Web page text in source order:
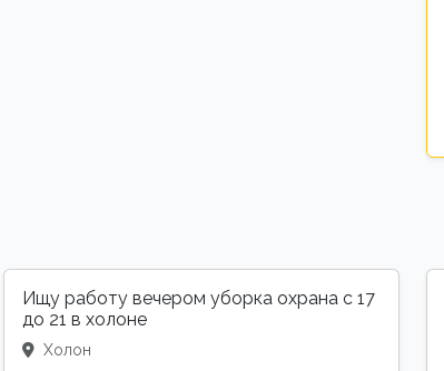
Ищу работу вечером уборка охрана с 17
до 21 в холоне
Холон